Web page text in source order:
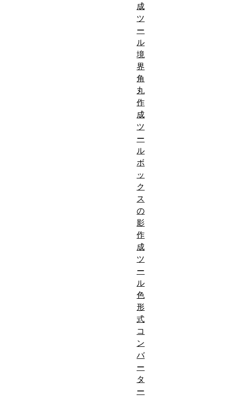
成
ツ
ー
ル
境
界
角
丸
作
成
ツ
ー
ル
ボ
ッ
ク
ス
の
影
作
成
ツ
ー
ル
色
形
式
コ
ン
バ
ー
タ
ー